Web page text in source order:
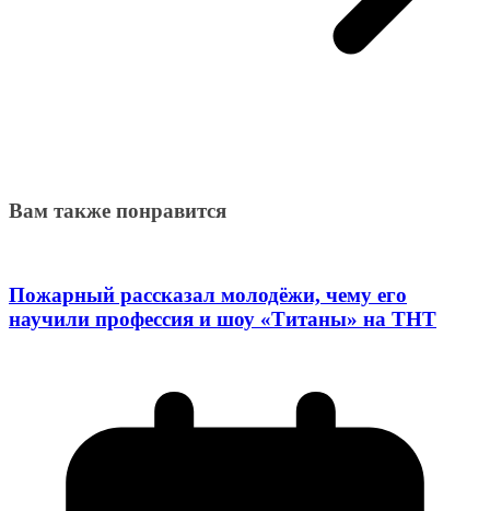
Вам также понравится
Пожарный рассказал молодёжи, чему его
научили профессия и шоу «Титаны» на ТНТ